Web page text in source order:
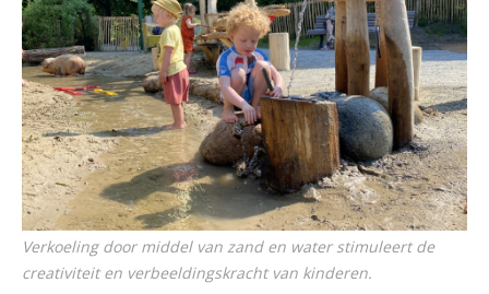
Verkoeling door middel van zand en water stimuleert de
creativiteit en verbeeldingskracht van kinderen.